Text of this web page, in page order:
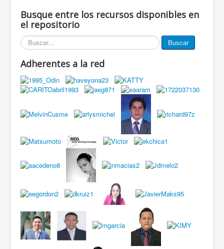
Eventos
Miembros de la red
Documentos
Busque entre los recursos disponibles en
el repositorio
Buscar... Buscar
Adherentes a la red